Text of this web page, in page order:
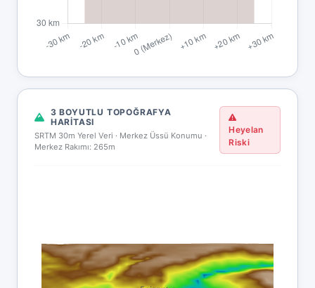
3 BOYUTLU TOPOĞRAFYA
HARITASI
SRTM 30m Yerel Veri · Merkez Üssü Konumu ·
Merkez Rakımı: 265m
Heyelan
Riski